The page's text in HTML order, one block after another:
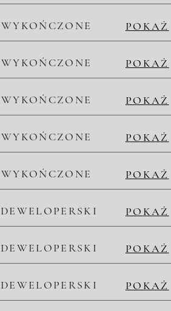
WYKOŃCZONE POKAŻ
WYKOŃCZONE POKAŻ
WYKOŃCZONE POKAŻ
WYKOŃCZONE POKAŻ
WYKOŃCZONE POKAŻ
DEWELOPERSKI POKAŻ
DEWELOPERSKI POKAŻ
DEWELOPERSKI POKAŻ